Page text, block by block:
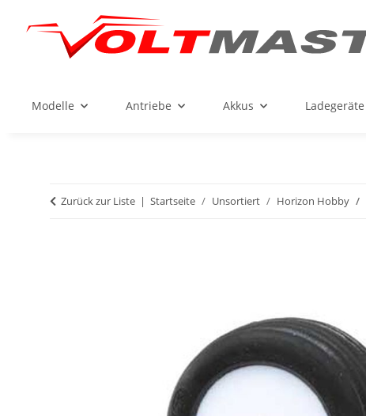
Modelle Antriebe Akkus Ladegeräte
Zurück zur Liste Startseite Unsortiert Horizon Hobby